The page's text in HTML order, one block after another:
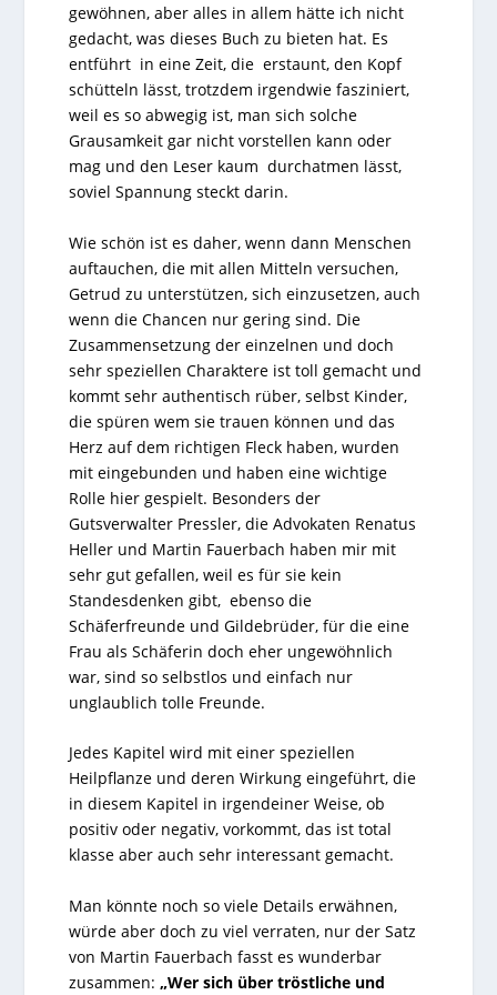
gewöhnen, aber alles in allem hätte ich nicht
gedacht, was dieses Buch zu bieten hat. Es
entführt in eine Zeit, die erstaunt, den Kopf
schütteln lässt, trotzdem irgendwie fasziniert,
weil es so abwegig ist, man sich solche
Grausamkeit gar nicht vorstellen kann oder
mag und den Leser kaum durchatmen lässt,
soviel Spannung steckt darin.
Wie schön ist es daher, wenn dann Menschen
auftauchen, die mit allen Mitteln versuchen,
Getrud zu unterstützen, sich einzusetzen, auch
wenn die Chancen nur gering sind. Die
Zusammensetzung der einzelnen und doch
sehr speziellen Charaktere ist toll gemacht und
kommt sehr authentisch rüber, selbst Kinder,
die spüren wem sie trauen können und das
Herz auf dem richtigen Fleck haben, wurden
mit eingebunden und haben eine wichtige
Rolle hier gespielt. Besonders der
Gutsverwalter Pressler, die Advokaten Renatus
Heller und Martin Fauerbach haben mir mit
sehr gut gefallen, weil es für sie kein
Standesdenken gibt, ebenso die
Schäferfreunde und Gildebrüder, für die eine
Frau als Schäferin doch eher ungewöhnlich
war, sind so selbstlos und einfach nur
unglaublich tolle Freunde.
Jedes Kapitel wird mit einer speziellen
Heilpflanze und deren Wirkung eingeführt, die
in diesem Kapitel in irgendeiner Weise, ob
positiv oder negativ, vorkommt, das ist total
klasse aber auch sehr interessant gemacht.
Man könnte noch so viele Details erwähnen,
würde aber doch zu viel verraten, nur der Satz
von Martin Fauerbach fasst es wunderbar
zusammen: „Wer sich über tröstliche und